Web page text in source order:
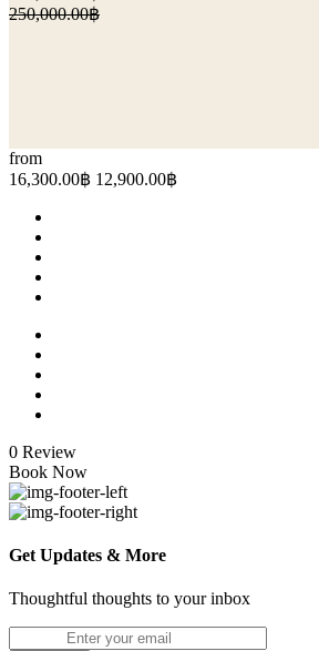
250,000.00฿
from
16,300.00฿ 12,900.00฿
0 Review
Book Now
Get Updates & More
Thoughtful thoughts to your inbox